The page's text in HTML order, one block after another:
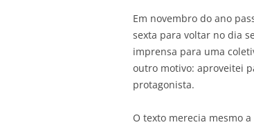
Em novembro do ano
sexta para voltar no dia
imprensa para uma
outro motivo: aproveitei
protagonista.
O texto merecia mesmo